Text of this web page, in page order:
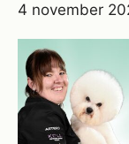
4 november